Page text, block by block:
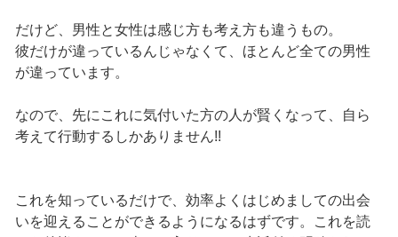
だけど、男性と女性は感じ方も考え方も違うもの。
彼だけが違っているんじゃなくて、ほとんど全ての男性
が違っています。
なので、先にこれに気付いた方の人が賢くなって、自ら
考えて行動するしかありません!!
これを知っているだけで、効率よくはじめましての出会
いを迎えることができるようになるはずです。これを読